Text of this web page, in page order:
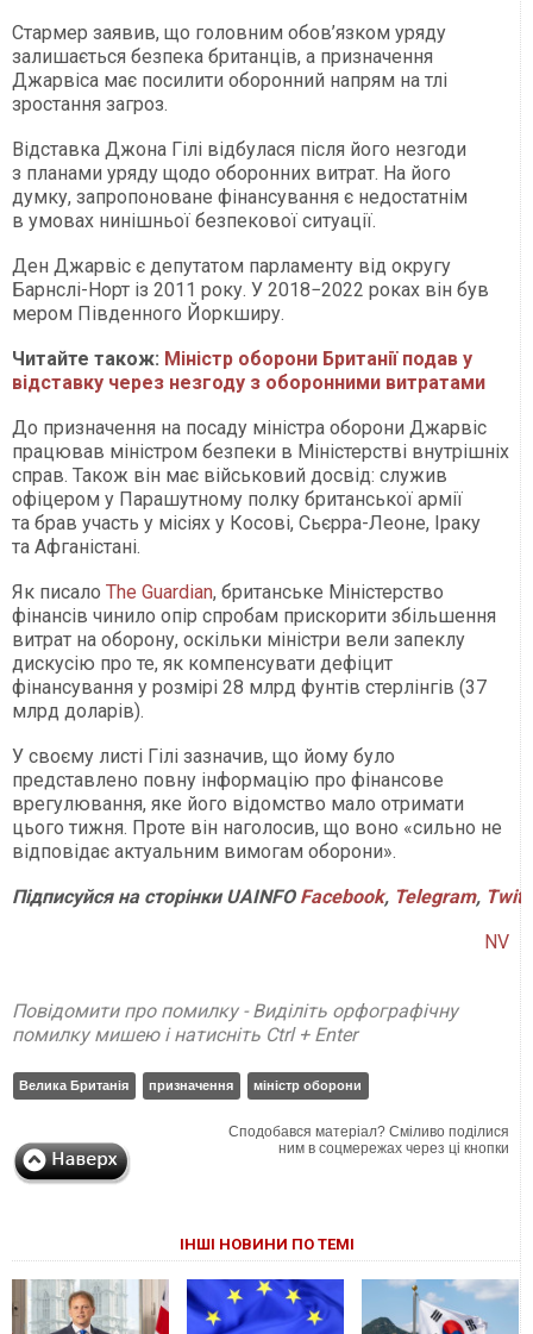
Стармер заявив, що головним обов’язком уряду
залишається безпека британців, а призначення
Джарвіса має посилити оборонний напрям на тлі
зростання загроз.
Відставка Джона Гілі відбулася після його незгоди
з планами уряду щодо оборонних витрат. На його
думку, запропоноване фінансування є недостатнім
в умовах нинішньої безпекової ситуації.
Ден Джарвіс є депутатом парламенту від округу
Барнслі-Норт із 2011 року. У 2018−2022 роках він був
мером Південного Йоркширу.
Читайте також: Міністр оборони Британії подав у
відставку через незгоду з оборонними витратами
До призначення на посаду міністра оборони Джарвіс
працював міністром безпеки в Міністерстві внутрішніх
справ. Також він має військовий досвід: служив
офіцером у Парашутному полку британської армії
та брав участь у місіях у Косові, Сьєрра-Леоне, Іраку
та Афганістані.
Як писало The Guardian, британське Міністерство
фінансів чинило опір спробам прискорити збільшення
витрат на оборону, оскільки міністри вели запеклу
дискусію про те, як компенсувати дефіцит
фінансування у розмірі 28 млрд фунтів стерлінгів (37
млрд доларів).
У своєму листі Гілі зазначив, що йому було
представлено повну інформацію про фінансове
врегулювання, яке його відомство мало отримати
цього тижня. Проте він наголосив, що воно «сильно не
відповідає актуальним вимогам оборони».
ПідписуйсянасторінкиUAINFO Facebook, Telegram,
NV
Повідомити про помилку - Виділіть орфографічну
помилку мишею і натисніть Ctrl + Enter
Велика Британія призначення міністр оборони
Сподобався матеріал? Сміливо поділися
ним в соцмережах через ці кнопки
ІНШІ НОВИНИ ПО ТЕМІ